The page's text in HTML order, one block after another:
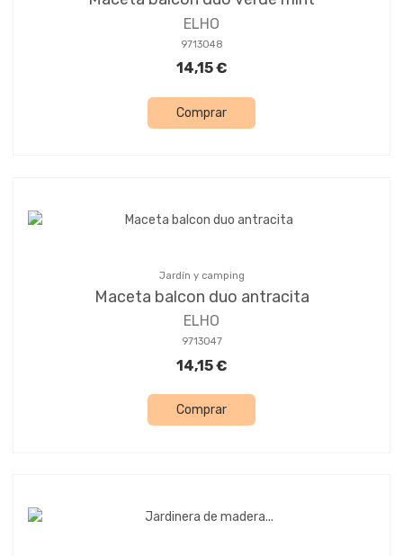
ELHO
9713048
14,15 €
Comprar
Jardín y camping
Maceta balcon duo antracita
ELHO
9713047
14,15 €
Comprar